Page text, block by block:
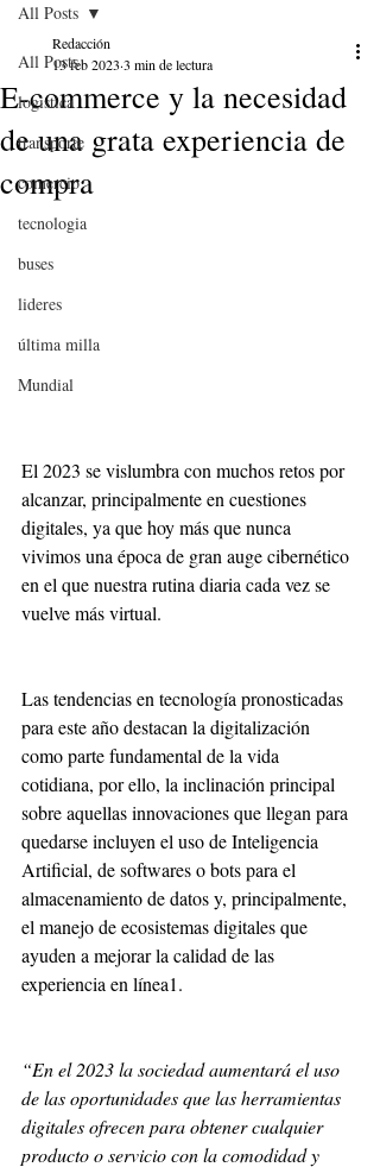
All Posts
logistica
transporte
comercio
tecnologia
buses
lideres
última milla
Mundial
All Posts
E-commerce y la necesidad
de una grata experiencia de
compra
Redacción
13 feb 2023 3 min de lectura
El 2023 se vislumbra con muchos retos por
alcanzar, principalmente en cuestiones
digitales, ya que hoy más que nunca
vivimos una época de gran auge cibernético
en el que nuestra rutina diaria cada vez se
vuelve más virtual.
Las tendencias en tecnología pronosticadas
para este año destacan la digitalización
como parte fundamental de la vida
cotidiana, por ello, la inclinación principal
sobre aquellas innovaciones que llegan para
quedarse incluyen el uso de Inteligencia
Artificial, de softwares o bots para el
almacenamiento de datos y, principalmente,
el manejo de ecosistemas digitales que
ayuden a mejorar la calidad de las
experiencia en línea1.
“En el 2023 la sociedad aumentará el uso
de las oportunidades que las herramientas
digitales ofrecen para obtener cualquier
producto o servicio con la comodidad y